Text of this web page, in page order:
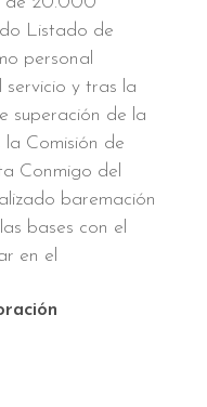
Listado de
personal
y tras la
superación de la
Comisión de
Conmigo del
baremación
bases con el
en el